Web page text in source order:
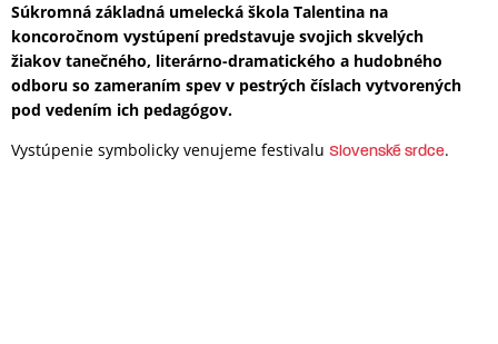
Súkromná základná umelecká škola Talentina na
koncoročnom vystúpení predstavuje svojich skvelých
žiakov tanečného, literárno-dramatického a hudobného
odboru so zameraním spev v pestrých číslach vytvorených
pod vedením ich pedagógov.
Vystúpenie symbolicky venujeme festivalu Slovenské srdce.